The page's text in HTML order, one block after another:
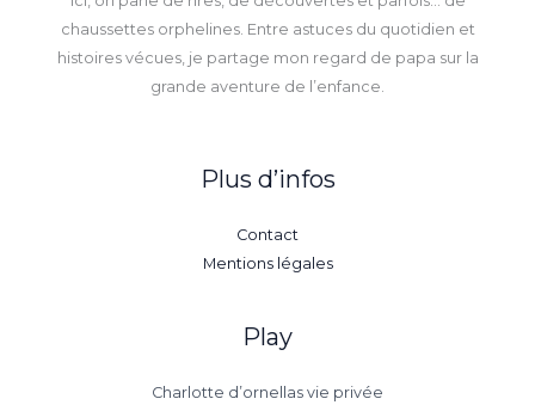
chaussettes orphelines. Entre astuces du quotidien et
histoires vécues, je partage mon regard de papa sur la
grande aventure de l’enfance.
Plus d’infos
Contact
Mentions légales
Play
Charlotte d’ornellas vie privée